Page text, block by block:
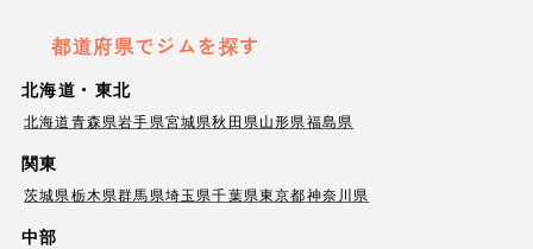
都道府県でジムを探す
北海道・東北
北海道青森県岩手県宮城県秋田県山形県福島県
関東
茨城県栃木県群馬県埼玉県千葉県東京都神奈川県
中部